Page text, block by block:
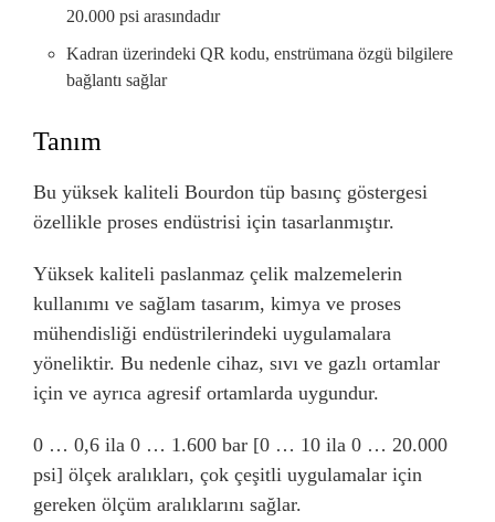
20.000 psi arasındadır
Kadran üzerindeki QR kodu, enstrümana özgü bilgilere
bağlantı sağlar
Tanım
Bu yüksek kaliteli Bourdon tüp basınç göstergesi
özellikle proses endüstrisi için tasarlanmıştır.
Yüksek kaliteli paslanmaz çelik malzemelerin
kullanımı ve sağlam tasarım, kimya ve proses
mühendisliği endüstrilerindeki uygulamalara
yöneliktir. Bu nedenle cihaz, sıvı ve gazlı ortamlar
için ve ayrıca agresif ortamlarda uygundur.
0 … 0,6 ila 0 … 1.600 bar [0 … 10 ila 0 … 20.000
psi] ölçek aralıkları, çok çeşitli uygulamalar için
gereken ölçüm aralıklarını sağlar.